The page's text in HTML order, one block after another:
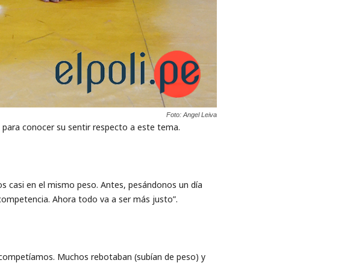
Foto: Angel Leiva
conocer su sentir respecto a este tema.
casi en el mismo peso. Antes, ​pesándonos ​un día
​Ahora todo va a ser más justo”.
Muchos rebotaban ​(subían de peso) ​y